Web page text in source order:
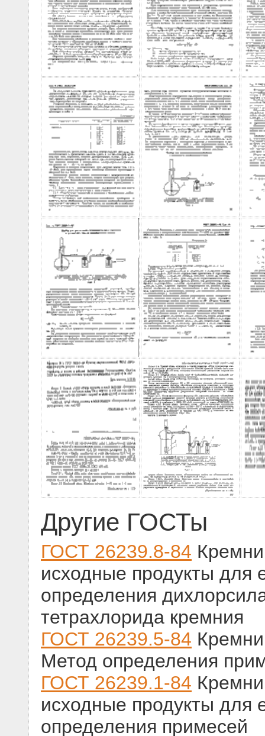
Другие ГОСТы
ГОСТ 26239.8-84
исходные продукты для
определения
тетрахлорида кремния
ГОСТ 26239.5-84
Метод определения
ГОСТ 26239.1-84
исходные продукты для
определения примесей